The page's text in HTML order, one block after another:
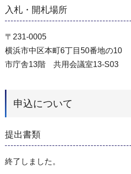
入札・開札場所
〒231-0005
横浜市中区本町6丁目50番地の10
市庁舎13階 共用会議室13-S03
申込について
提出書類
終了しました。